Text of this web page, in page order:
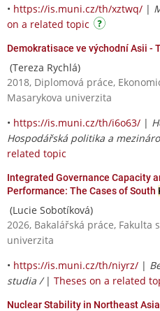
• https://is.muni.cz/th/xztwq/ |
on a related topic
Demokratisace ve východní Asii -
(Tereza Rychlá)
2018, Diplomová práce,
Masarykova univerzita
• https://is.muni.cz/th/i6o63/ |
Hospodářská politika a
related topic
Integrated Governance Capacity
Performance: The Cases of South
(Lucie Sobotíková)
2026, Bakalářská práce,
univerzita
• https://is.muni.cz/th/niyrz/ |
studia / | Theses on a related
Nuclear Stability in Northeast